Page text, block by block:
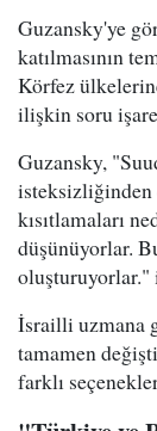
Guzansky'ye
katılmasının
Körfez
ilişkin soru
Guzansky,
isteksizliğinden
kısıtlamaları
düşünüyorlar.
oluşturuyorlar."
İsrailli uzmana
tamamen
farklı